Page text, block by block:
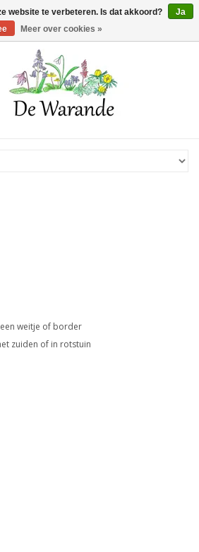
Winkelwagen >0 Artikelen - €0,00
weitje of border
zuiden of in rotstuin
website te verbeteren. Is dat akkoord?
Ja
Meer over cookies »